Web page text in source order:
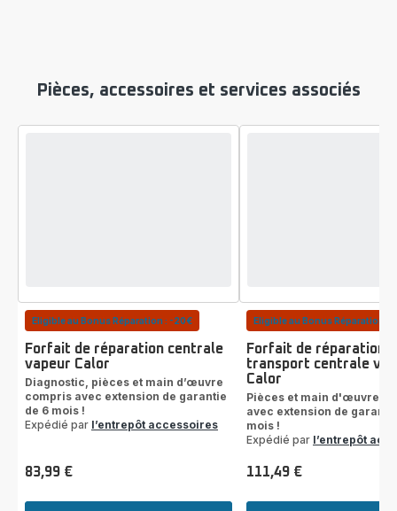
Pièces, accessoires et services associés
Eligible au Bonus Réparation : -20€
Forfait de réparation centrale
vapeur Calor
Diagnostic, pièces et main d’œuvre
compris avec extension de garantie
de 6 mois !
Expédié par l’entrepôt accessoires
Prix
83,99 €
Eligible au Bonus Réparation :
Forfait de réparation
transport centrale
Calor
Pièces et main d'œuvre
avec extension de
mois !
Expédié par l’entrepôt
Prix
111,49 €